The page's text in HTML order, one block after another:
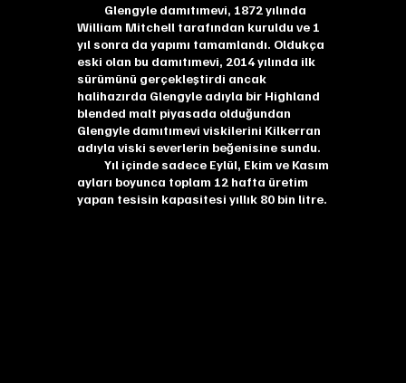
Glengyle damıtımevi, 1872 yılında
William Mitchell tarafından kuruldu ve 1
yıl sonra da yapımı tamamlandı. Oldukça
eski olan bu damıtımevi, 2014 yılında ilk
sürümünü gerçekleştirdi ancak
halihazırda Glengyle adıyla bir Highland
blended malt piyasada olduğundan
Glengyle damıtımevi viskilerini Kilkerran
adıyla viski severlerin beğenisine sundu.
Yıl içinde sadece Eylül, Ekim ve Kasım
ayları boyunca toplam 12 hafta üretim
yapan tesisin kapasitesi yıllık 80 bin litre.